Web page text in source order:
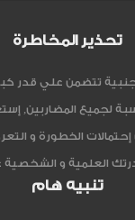
تحذير المخاطرة
تتضمن علي قدر
لجميع المضاربين,
إحتمالات الخطورة و
العلمية و الشخصية
تنبيه هام